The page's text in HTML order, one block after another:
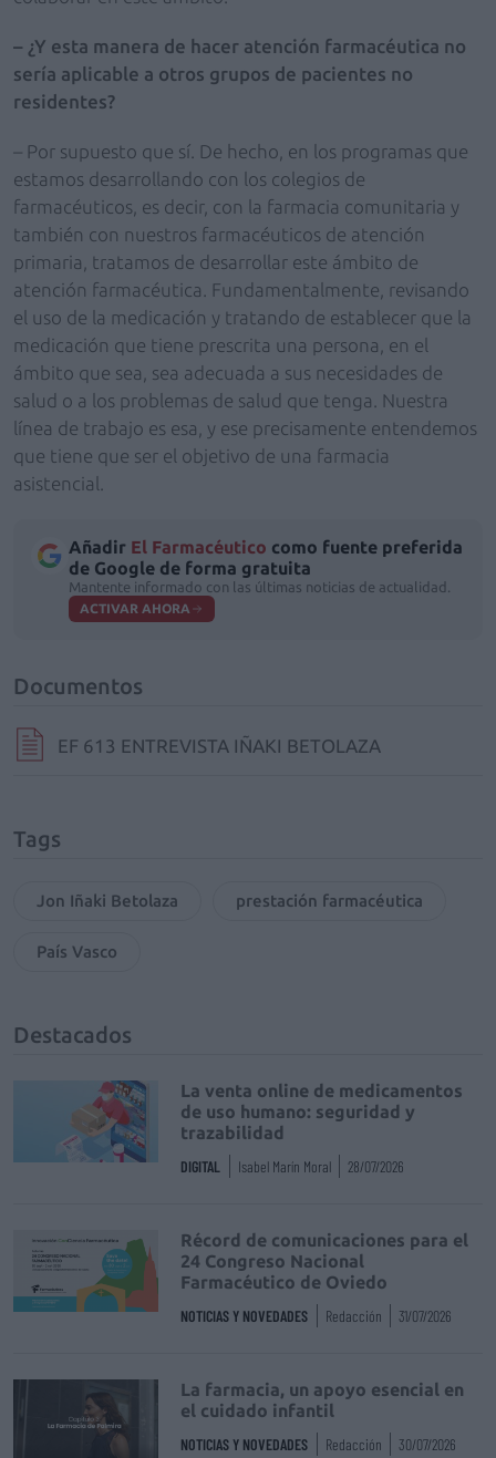
– ¿Y esta manera de hacer atención farmacéutica no
sería aplicable a otros grupos de pacientes no
residentes?
– Por supuesto que sí. De hecho, en los programas que
estamos desarrollando con los colegios de
farmacéuticos, es decir, con la farmacia comunitaria y
también con nuestros farmacéuticos de atención
primaria, tratamos de desarrollar este ámbito de
atención farmacéutica. Fundamentalmente, revisando
el uso de la medicación y tratando de establecer que la
medicación que tiene prescrita una persona, en el
ámbito que sea, sea adecuada a sus necesidades de
salud o a los problemas de salud que tenga. Nuestra
línea de trabajo es esa, y ese precisamente entendemos
que tiene que ser el objetivo de una farmacia
asistencial.
Añadir El Farmacéutico como fuente preferida
de Google de forma gratuita
Mantente informado con las últimas noticias de actualidad.
ACTIVAR AHORA
Documentos
EF 613 ENTREVISTA IÑAKI BETOLAZA
Tags
Jon Iñaki Betolaza prestación farmacéutica
País Vasco
Destacados
La venta online de medicamentos
de uso humano: seguridad y
trazabilidad
DIGITAL Isabel Marín Moral 28/07/2026
Récord de comunicaciones para el
24 Congreso Nacional
Farmacéutico de Oviedo
NOTICIAS Y NOVEDADES Redacción 31/07/2026
La farmacia, un apoyo esencial en
el cuidado infantil
NOTICIAS Y NOVEDADES Redacción 30/07/2026